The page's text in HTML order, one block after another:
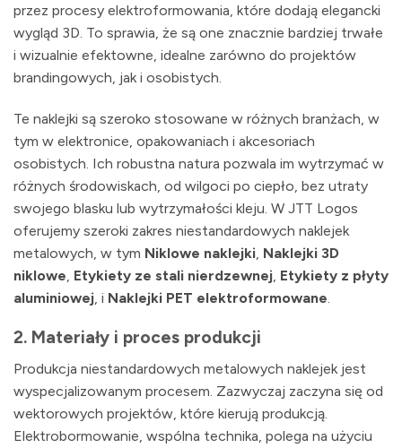
przez procesy elektroformowania, które dodają elegancki
wygląd 3D. To sprawia, że są one znacznie bardziej trwałe
i wizualnie efektowne, idealne zarówno do projektów
brandingowych, jak i osobistych.
Te naklejki są szeroko stosowane w różnych branżach, w
tym w elektronice, opakowaniach i akcesoriach
osobistych. Ich robustna natura pozwala im wytrzymać w
różnych środowiskach, od wilgoci po ciepło, bez utraty
swojego blasku lub wytrzymałości kleju. W JTT Logos
oferujemy szeroki zakres niestandardowych naklejek
metalowych, w tym Niklowe naklejki Naklejki 3D
niklowe Etykiety ze stali nierdzewnej Etykiety z płyty
aluminiowej , i Naklejki PET elektroformowane
2. Materiały i proces produkcji
Produkcja niestandardowych metalowych naklejek jest
wyspecjalizowanym procesem. Zazwyczaj zaczyna się od
wektorowych projektów, które kierują produkcją.
Elektrobormowanie, wspólna technika, polega na użyciu